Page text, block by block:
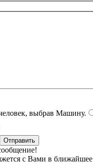
выбрав Машину.
с Вами в ближайшее